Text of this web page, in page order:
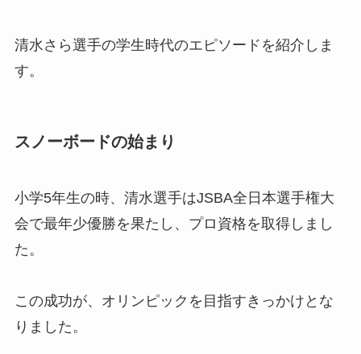
清水さら選手の学生時代のエピソードを紹介しま
す。
スノーボードの始まり
小学5年生の時、清水選手はJSBA全日本選手権大
会で最年少優勝を果たし、プロ資格を取得しまし
た。
この成功が、オリンピックを目指すきっかけとな
りました。